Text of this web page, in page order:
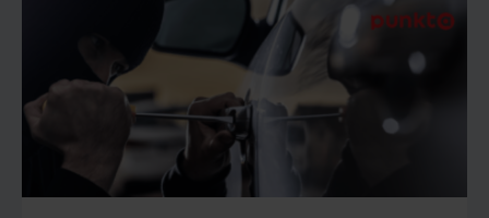
jest polisa mini AC. Ale czy warto wybrać mini AC? Czy to
naprawdę opłacalne rozwiązanie?